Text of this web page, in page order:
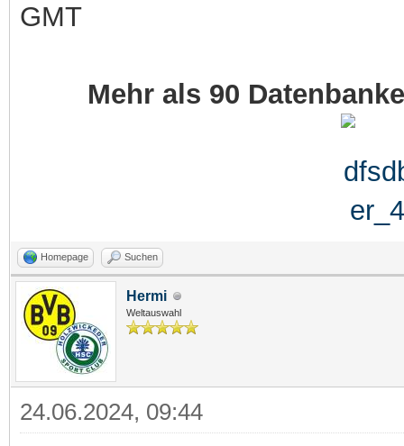
GMT
Mehr als 90
Homepage Suchen
Hermi
Weltauswahl
24.06.2024, 09:44